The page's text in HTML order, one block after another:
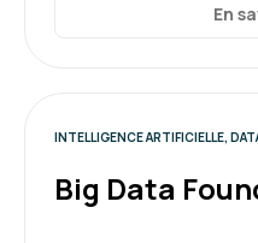
En
INTELLIGENCE ARTIFICIELLE,
Big Data